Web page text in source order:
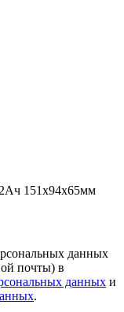
151х94х65мм
данных
почты) в
данных и
.